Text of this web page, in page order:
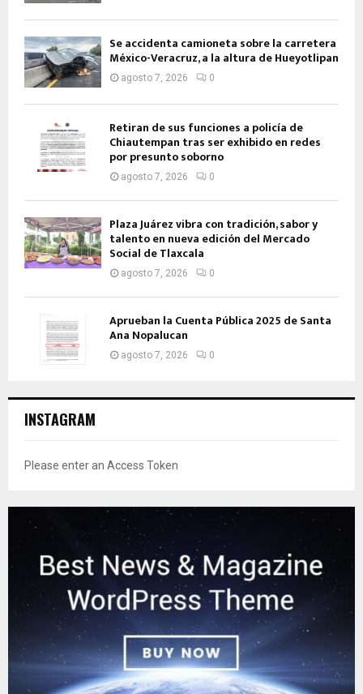
Se accidenta camioneta sobre la carretera
México-Veracruz, a la altura de Hueyotlipan
agosto 7, 2026 0
Retiran de sus funciones a policía de
Chiautempan tras ser exhibido en redes
por presunto soborno
agosto 7, 2026 0
Plaza Juárez vibra con tradición, sabor y
talento en nueva edición del Mercado
Social de Tlaxcala
agosto 7, 2026 0
Aprueban la Cuenta Pública 2025 de Santa
Ana Nopalucan
agosto 7, 2026 0
INSTAGRAM
Please enter an Access Token